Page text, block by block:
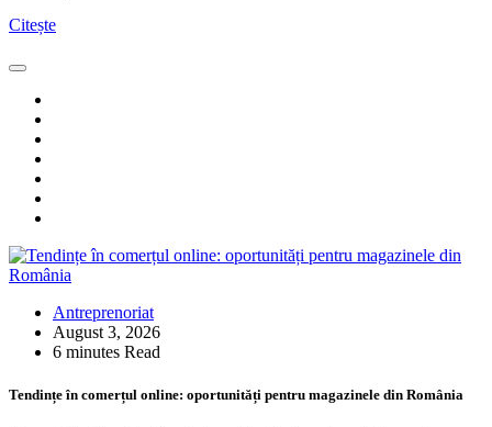
Citește
Antreprenoriat
August 3, 2026
6 minutes Read
Tendințe în comerțul online: oportunități pentru magazinele din România